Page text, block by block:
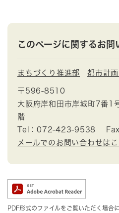
このページに関するお問
まちづくり推進部 都市計
〒596-8510
大阪府岸和田市岸城町7番
階
Tel：072-423-9538
メールでのお問い合わせは
PDF形式のファイルをご覧いただく場